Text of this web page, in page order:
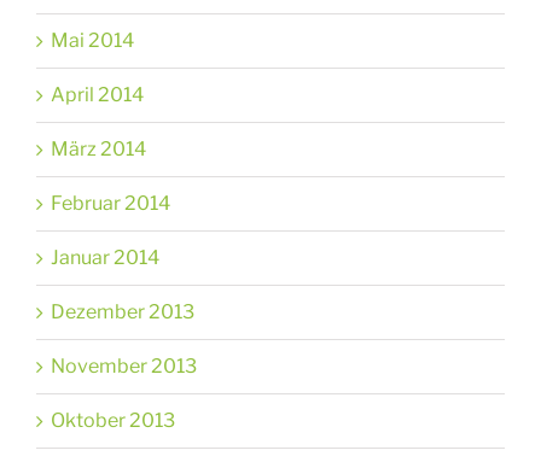
Mai 2014
April 2014
März 2014
Februar 2014
Januar 2014
Dezember 2013
November 2013
Oktober 2013